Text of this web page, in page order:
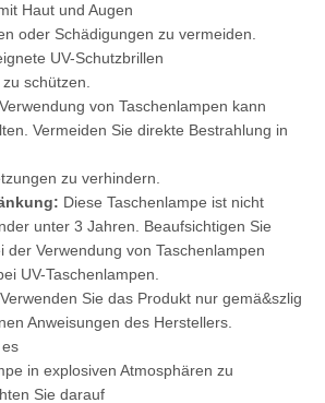
Haut und Augen
oder Schädigungen zu vermeiden.
UV-Schutzbrillen
schützen.
von Taschenlampen kann
Vermeiden Sie direkte Bestrahlung in
zu verhindern.
Diese Taschenlampe ist nicht
unter 3 Jahren. Beaufsichtigen Sie
der Verwendung von Taschenlampen
UV-Taschenlampen.
Verwenden Sie das Produkt nur gemä&szlig
Anweisungen des Herstellers.
in explosiven Atmosphären zu
Sie darauf